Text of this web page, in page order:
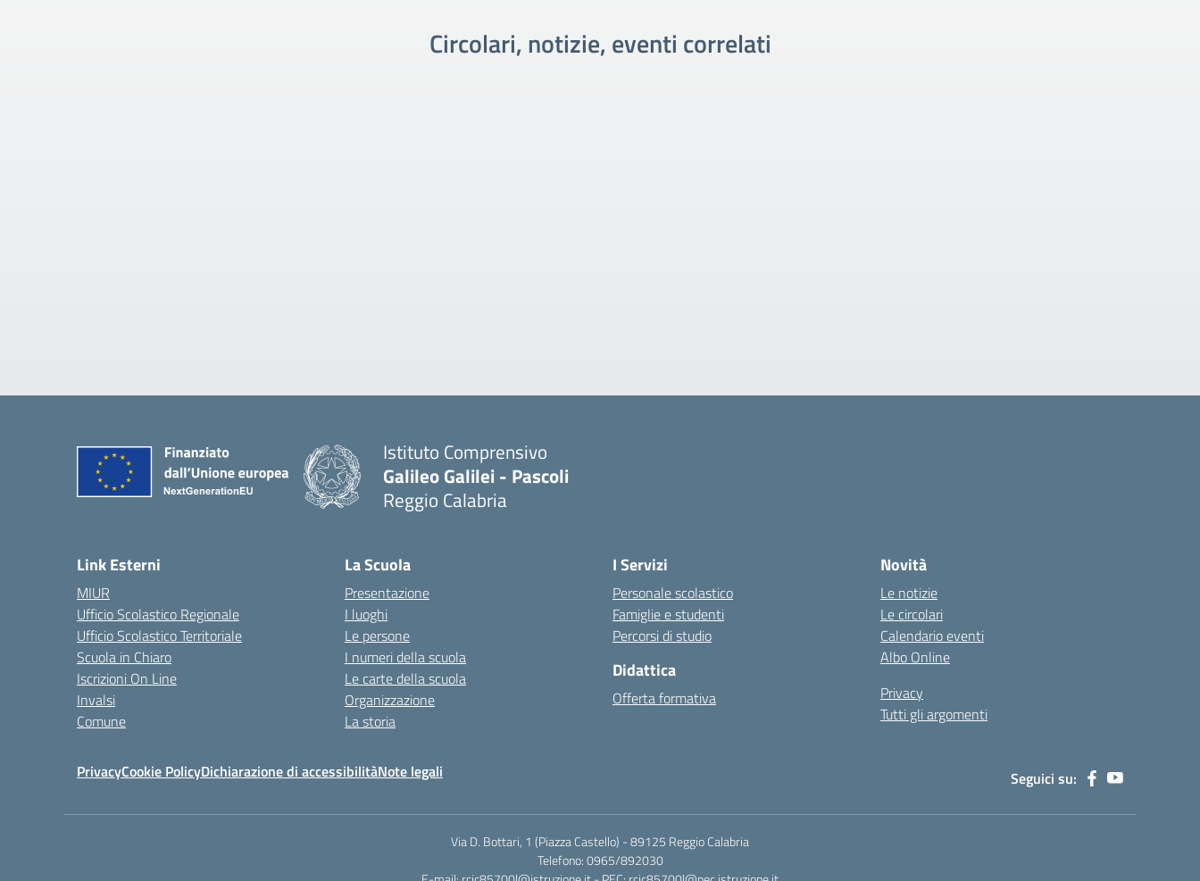
Circolari, notizie, eventi correlati
Istituto Comprensivo
Galileo Galilei - Pascoli
Reggio Calabria
Link Esterni
MIUR
Ufficio Scolastico Regionale
Ufficio Scolastico Territoriale
Scuola in Chiaro
Iscrizioni On Line
Invalsi
Comune
La Scuola
Presentazione
I luoghi
Le persone
I numeri della scuola
Le carte della scuola
Organizzazione
La storia
I Servizi
Personale scolastico
Famiglie e studenti
Percorsi di studio
Didattica
Offerta formativa
Novità
Le notizie
Le circolari
Calendario eventi
Albo Online
Privacy
Tutti gli argomenti
PrivacyCookie PolicyDichiarazione di accessibilitàNote legali Seguici su:
Via D. Bottari, 1 (Piazza Castello) - 89125 Reggio Calabria
Telefono: 0965/892030